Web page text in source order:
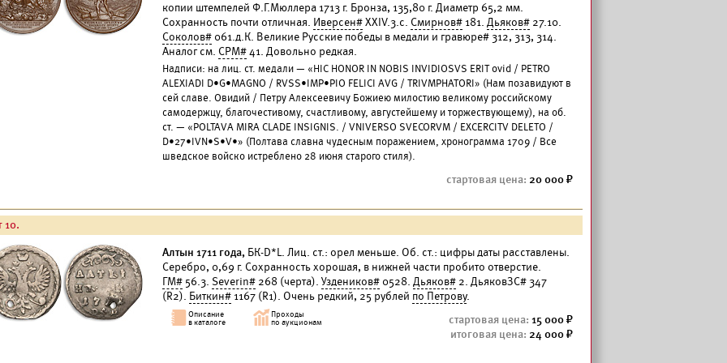
копии штемпелей Ф.Г.Мюллера 1713 г. Бронза, 135,80 г. Диаметр 65,2 мм.
Сохранность почти отличная. Иверсен#XXIV.3.с. Смирнов# 181. Дьяков# 27.10.
Соколов# 061.д.К. Великие Русские победы в медали и гравюре# 312, 313, 314.
Аналог см. СРМ#41. Довольно редкая.
Надписи: на лиц. ст. медали — «HIC HONOR IN NOBIS INVIDIOSVS ERIT ovid / PETRO
ALEXIADI D•G•MAGNO / RVSS•IMP•PIO FELICI AVG / TRIVMPHATORI» (Нам позавидуют в
сей славе. Овидий / Петру Алексеевичу Божиею милостию великому российскому
самодержцу, благочестивому, счастливому, августейшему и торжествующему), на об.
ст. — «POLTAVA MIRA CLADE INSIGNIS. / VNIVERSO SVECORVM / EXCERCITV DELETO /
D•27•IVN•S•V•» (Полтава славна чудесным поражением, хронограмма 1709 / Все
шведское войско истреблено 28 июня старого стиля).
20 000
10.
Алтын 1711 года, БК-D*L. Лиц. ст.: орел меньше. Об. ст.: цифры даты расставлены.
Серебро, 0,69 г. Сохранность хорошая, в нижней части пробито отверстие.
ГМ# 56.3. Severin# 268 (черта). Уздеников# 0528. Дьяков# 2. ДьяковЗС# 347
(R2). Биткин# 1167 (R1). Очень редкий, 25 рублей по Петрову.
15 000
24 000